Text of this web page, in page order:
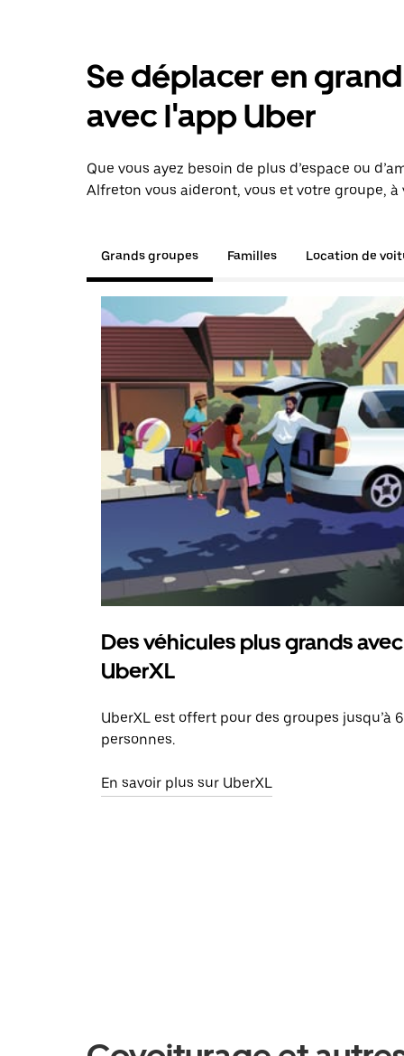
Se déplacer en
avec l'app Uber
Que vous ayez besoin de plus d’espace ou
Alfreton vous aideront, vous et votre groupe,
Grands groupes Familles Location de
Des véhicules plus grands avec
UberXL
UberXL est offert pour des groupes jusqu’à 6
personnes.
En savoir plus sur UberXL